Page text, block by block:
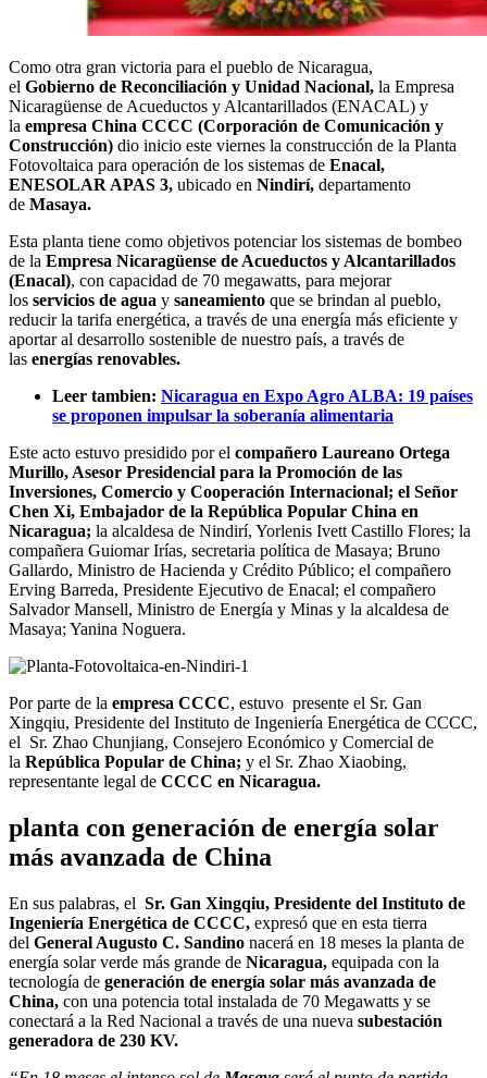
Como otra gran victoria para el pueblo de Nicaragua,
el Gobierno de Reconciliación y Unidad Nacional, la Empresa
Nicaragüense de Acueductos y Alcantarillados (ENACAL) y
la empresa China CCCC (Corporación de Comunicación y
Construcción) dio inicio este viernes la construcción de la Planta
Fotovoltaica para operación de los sistemas de Enacal,
ENESOLAR APAS 3, ubicado en Nindirí, departamento
de Masaya.
Esta planta tiene como objetivos potenciar los sistemas de bombeo
de la Empresa Nicaragüense de Acueductos y Alcantarillados
(Enacal), con capacidad de 70 megawatts, para mejorar
los servicios de agua y saneamiento que se brindan al pueblo,
reducir la tarifa energética, a través de una energía más eficiente y
aportar al desarrollo sostenible de nuestro país, a través de
las energías renovables.
Leer tambien: Nicaragua en Expo Agro ALBA: 19 países
se proponen impulsar la soberanía alimentaria
Este acto estuvo presidido por el compañero Laureano Ortega
Murillo, Asesor Presidencial para la Promoción de las
Inversiones, Comercio y Cooperación Internacional; el Señor
Chen Xi, Embajador de la República Popular China en
Nicaragua; la alcaldesa de Nindirí, Yorlenis Ivett Castillo Flores; la
compañera Guiomar Irías, secretaria política de Masaya; Bruno
Gallardo, Ministro de Hacienda y Crédito Público; el compañero
Erving Barreda, Presidente Ejecutivo de Enacal; el compañero
Salvador Mansell, Ministro de Energía y Minas y la alcaldesa de
Masaya; Yanina Noguera.
Por parte de la empresa CCCC, estuvo presente el Sr. Gan
Xingqiu, Presidente del Instituto de Ingeniería Energética de CCCC,
el Sr. Zhao Chunjiang, Consejero Económico y Comercial de
la República Popular de China; y el Sr. Zhao Xiaobing,
representante legal de CCCC en Nicaragua.
planta con generación de energía solar
más avanzada de China
En sus palabras, el Sr. Gan Xingqiu, Presidente del Instituto de
Ingeniería Energética de CCCC, expresó que en esta tierra
del General Augusto C. Sandino nacerá en 18 meses la planta de
energía solar verde más grande de Nicaragua, equipada con la
tecnología de generación de energía solar más avanzada de
China, con una potencia total instalada de 70 Megawatts y se
conectará a la Red Nacional a través de una nueva subestación
generadora de 230 KV.